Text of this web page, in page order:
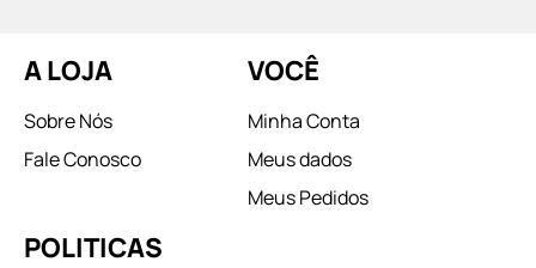
A LOJA
Sobre Nós
Fale Conosco
VOCÊ
Minha Conta
Meus dados
Meus Pedidos
POLITICAS